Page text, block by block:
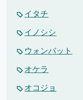
イタチ
イノシシ
ウォンバット
オケラ
オコジョ